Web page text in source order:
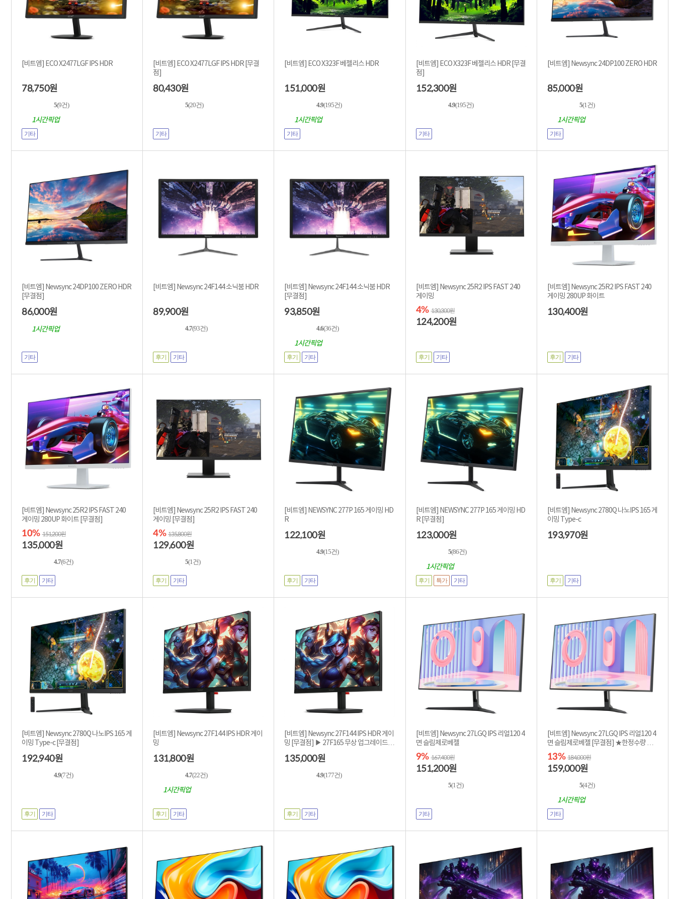
[비트엠] ECO X2477LGF IPS HDR
78,750원
5(9건)
1시간픽업
기타
[비트엠] ECO X2477LGF IPS HDR [무결
점]
80,430원
5(20건)
기타
[비트엠] ECO X323F 베젤리스 HDR
151,000원
4.9(195건)
1시간픽업
기타
[비트엠] ECO X323F 베젤리스 HDR [무결
점]
152,300원
4.9(195건)
기타
[비트엠] Newsync 24DP100 ZERO HDR
85,000원
5(1건)
1시간픽업
기타
[비트엠] Newsync 24DP100 ZERO HDR
[무결점]
86,000원
1시간픽업
기타
[비트엠] Newsync 24F144 소닉붐 HDR
89,900원
4.7(93건)
후기 기타
[비트엠] Newsync 24F144 소닉붐 HDR
[무결점]
93,850원
4.6(36건)
1시간픽업
후기 기타
[비트엠] Newsync 25R2 IPS FAST 240
게이밍
4% 130,300원
124,200원
후기 기타
[비트엠] Newsync 25R2 IPS FAST 240
게이밍 280UP 화이트
130,400원
후기 기타
[비트엠] Newsync 25R2 IPS FAST 240
게이밍 280UP 화이트 [무결점]
10% 151,200원
135,000원
4.7(6건)
후기 기타
[비트엠] Newsync 25R2 IPS FAST 240
게이밍 [무결점]
4% 135,800원
129,600원
5(1건)
후기 기타
[비트엠] NEWSYNC 277P 165 게이밍 HD
R
122,100원
4.9(15건)
후기 기타
[비트엠] NEWSYNC 277P 165 게이밍 HD
R [무결점]
123,000원
5(86건)
1시간픽업
후기 특가 기타
[비트엠] Newsync 2780Q 나노IPS 165 게
이밍 Type-c
193,970원
후기 기타
[비트엠] Newsync 2780Q 나노IPS 165 게
이밍 Type-c [무결점]
192,940원
4.9(7건)
후기 기타
[비트엠] Newsync 27F144 IPS HDR 게이
밍
131,800원
4.7(22건)
1시간픽업
후기 기타
[비트엠] Newsync 27F144 IPS HDR 게이
밍 [무결점] ▶ 27F165 무상 업그레이드
135,000원
4.9(177건)
후기 기타
[비트엠] Newsync 27LGQ IPS 리얼120 4
면 슬림제로베젤
9% 167,400원
151,200원
5(1건)
기타
[비트엠] Newsync 27LGQ IPS 리얼120 4
면 슬림제로베젤 [무결점] ★한정수량 특
가★
13% 184,000원
159,000원
5(4건)
1시간픽업
기타